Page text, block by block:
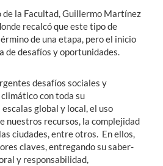
de la Facultad, Guillermo Martínez
recalcó que este tipo de
de una etapa, pero el inicio
de desafíos y oportunidades.
desafíos sociales y
con toda su
global y local, el uso
nuestros recursos, la complejidad
ciudades, entre otros. En ellos,
claves, entregando su saber-
y responsabilidad,